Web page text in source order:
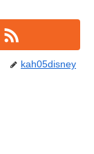
kah05disney